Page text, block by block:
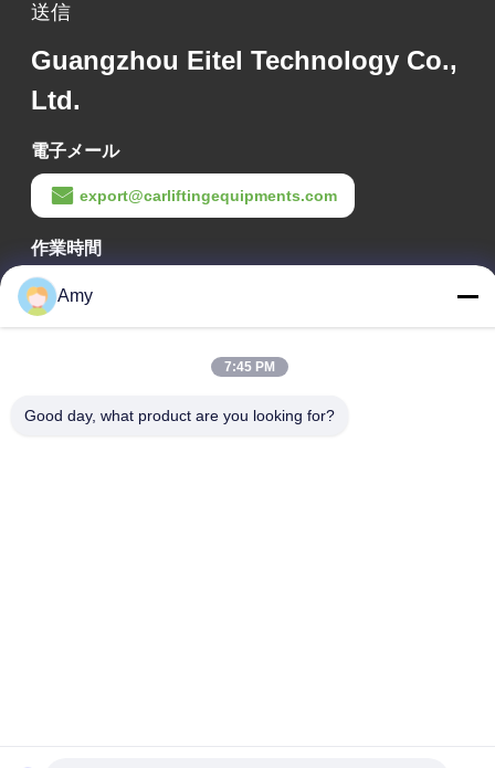
送信
Guangzhou Eitel Technology Co.,
Ltd.
電子メール
export@carliftingequipments.com
作業時間
09:00-18:00
住所
Amy
7:45 PM
Good day, what product are you looking for?